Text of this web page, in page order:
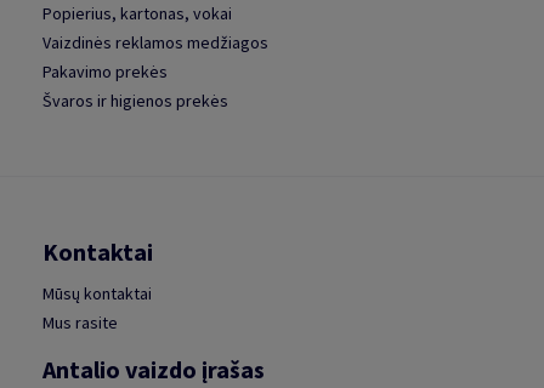
Popierius, kartonas, vokai
Vaizdinės reklamos medžiagos
Pakavimo prekės
Švaros ir higienos prekės
Kontaktai
Mūsų kontaktai
Mus rasite
Antalio vaizdo įrašas